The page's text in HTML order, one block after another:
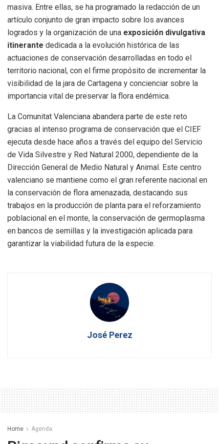
masiva. Entre ellas, se ha programado la redacción de un
artículo conjunto de gran impacto sobre los avances
logrados y la organización de una exposición divulgativa
itinerante dedicada a la evolución histórica de las
actuaciones de conservación desarrolladas en todo el
territorio nacional, con el firme propósito de incrementar la
visibilidad de la jara de Cartagena y concienciar sobre la
importancia vital de preservar la flora endémica.
La Comunitat Valenciana abandera parte de este reto
gracias al intenso programa de conservación que el CIEF
ejecuta desde hace años a través del equipo del Servicio
de Vida Silvestre y Red Natural 2000, dependiente de la
Dirección General de Medio Natural y Animal. Este centro
valenciano se mantiene como el gran referente nacional en
la conservación de flora amenazada, destacando sus
trabajos en la producción de planta para el reforzamiento
poblacional en el monte, la conservación de germoplasma
en bancos de semillas y la investigación aplicada para
garantizar la viabilidad futura de la especie.
José Perez
Home Agenda